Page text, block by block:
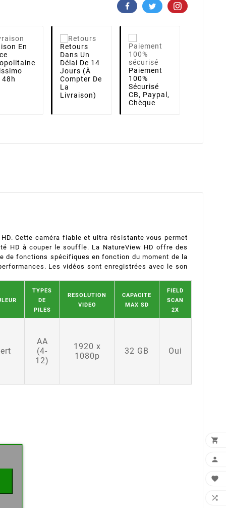
En
48h
Retours
Dans Un
Délai De 14
Jours (à
Compter De
La
Livraison)
Paiement
100%
Sécurisé
CB, Paypal,
Chèque
Cette caméra fiable et ultra résistante vous permet
HD à couper le souffle. La NatureView HD offre des
de fonctions spécifiques en fonction du moment de la
Les vidéos sont enregistrées avec le son
TYPES
DE
PILES
RESOLUTION
VIDEO
CAPACITE
MAX SD
FIELD
SCAN
2X
AA
(4-
12)
1920 x
1080p
32 GB Oui
× 


